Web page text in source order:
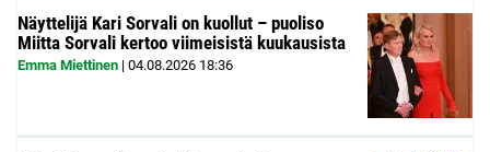
Näyttelijä Kari Sorvali on kuollut – puoliso
Miitta Sorvali kertoo viimeisistä kuukausista
Emma Miettinen | 04.08.2026 18:36